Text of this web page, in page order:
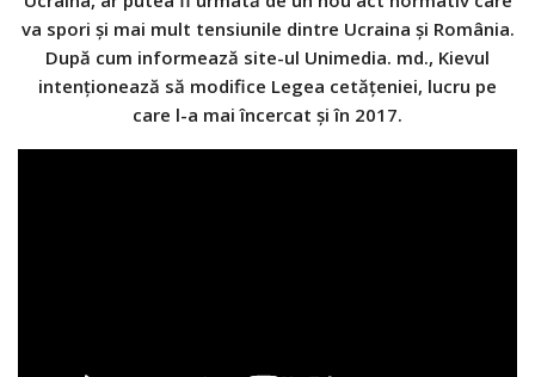
va spori și mai mult tensiunile dintre Ucraina și România.
După cum informează site-ul Unimedia. md., Kievul
intenționează să modifice Legea cetățeniei, lucru pe
care l-a mai încercat și în 2017.